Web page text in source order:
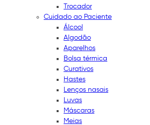
Trocador
Cuidado ao Paciente
Álcool
Algodão
Aparelhos
Bolsa térmica
Curativos
Hastes
Lenços nasais
Luvas
Máscaras
Meias